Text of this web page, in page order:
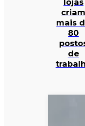
lojas
criam
mais
80
de